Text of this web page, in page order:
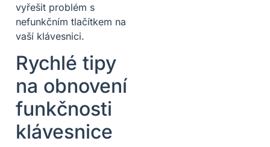
vyřešit problém s
nefunkčním tlačítkem na
vaší klávesnici.
Rychlé tipy
na obnovení
funkčnosti
klávesnice